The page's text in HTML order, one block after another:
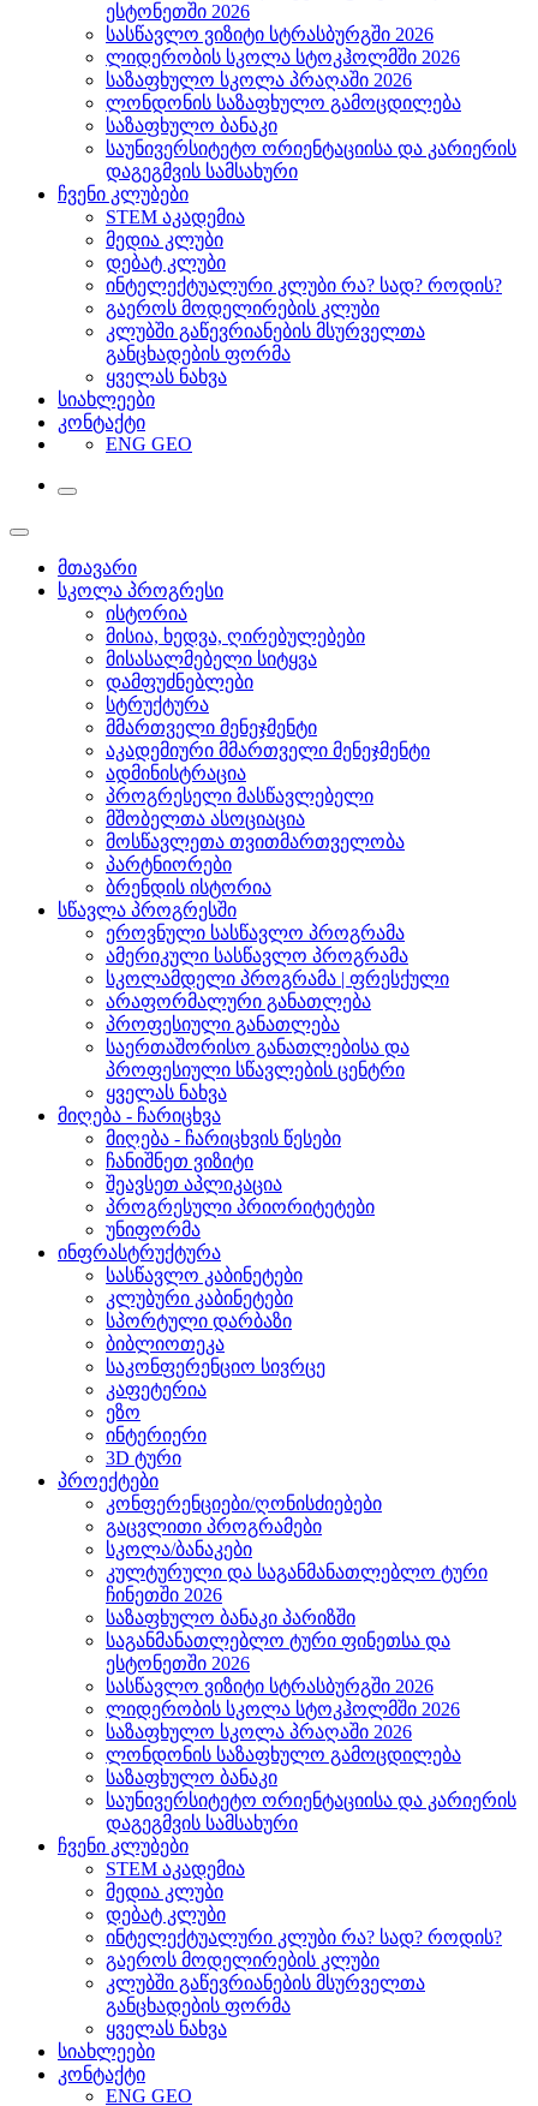
ესტონეთში 2026
სასწავლო ვიზიტი სტრასბურგში 2026
ლიდერობის სკოლა სტოკჰოლმში 2026
საზაფხულო სკოლა პრაღაში 2026
ლონდონის საზაფხულო გამოცდილება
საზაფხულო ბანაკი
საუნივერსიტეტო ორიენტაციისა და კარიერის
დაგეგმვის სამსახური
ჩვენი კლუბები
STEM აკადემია
მედია კლუბი
დებატ კლუბი
ინტელექტუალური კლუბი რა? სად? როდის?
გაეროს მოდელირების კლუბი
კლუბში გაწევრიანების მსურველთა
განცხადების ფორმა
ყველას ნახვა
სიახლეები
კონტაქტი
ENG GEO
მთავარი
სკოლა პროგრესი
ისტორია
მისია, ხედვა, ღირებულებები
მისასალმებელი სიტყვა
დამფუძნებლები
სტრუქტურა
მმართველი მენეჯმენტი
აკადემიური მმართველი მენეჯმენტი
ადმინისტრაცია
პროგრესელი მასწავლებელი
მშობელთა ასოციაცია
მოსწავლეთა თვითმართველობა
პარტნიორები
ბრენდის ისტორია
სწავლა პროგრესში
ეროვნული სასწავლო პროგრამა
ამერიკული სასწავლო პროგრამა
სკოლამდელი პროგრამა | ფრესქული
არაფორმალური განათლება
პროფესიული განათლება
საერთაშორისო განათლებისა და
პროფესიული სწავლების ცენტრი
ყველას ნახვა
მიღება - ჩარიცხვა
მიღება - ჩარიცხვის წესები
ჩანიშნეთ ვიზიტი
შეავსეთ აპლიკაცია
პროგრესული პრიორიტეტები
უნიფორმა
ინფრასტრუქტურა
სასწავლო კაბინეტები
კლუბური კაბინეტები
სპორტული დარბაზი
ბიბლიოთეკა
საკონფერენციო სივრცე
კაფეტერია
ეზო
ინტერიერი
3D ტური
პროექტები
კონფერენციები/ღონისძიებები
გაცვლითი პროგრამები
სკოლა/ბანაკები
კულტურული და საგანმანათლებლო ტური
ჩინეთში 2026
საზაფხულო ბანაკი პარიზში
საგანმანათლებლო ტური ფინეთსა და
ესტონეთში 2026
სასწავლო ვიზიტი სტრასბურგში 2026
ლიდერობის სკოლა სტოკჰოლმში 2026
საზაფხულო სკოლა პრაღაში 2026
ლონდონის საზაფხულო გამოცდილება
საზაფხულო ბანაკი
საუნივერსიტეტო ორიენტაციისა და კარიერის
დაგეგმვის სამსახური
ჩვენი კლუბები
STEM აკადემია
მედია კლუბი
დებატ კლუბი
ინტელექტუალური კლუბი რა? სად? როდის?
გაეროს მოდელირების კლუბი
კლუბში გაწევრიანების მსურველთა
განცხადების ფორმა
ყველას ნახვა
სიახლეები
კონტაქტი
ENG GEO